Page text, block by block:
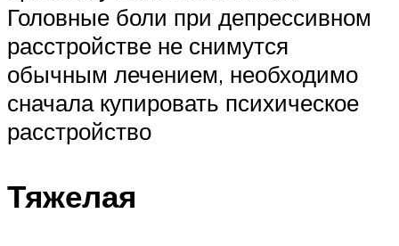
Головные боли при депрессивном
расстройстве не снимутся
обычным лечением, необходимо
сначала купировать психическое
расстройство
Тяжелая